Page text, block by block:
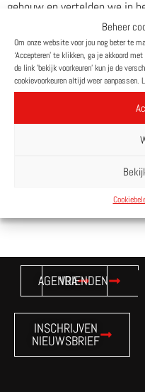
Beheer
Om onze website voor jou nog beter te
‘Accepteren’ te klikken, ga je akkoord
de link 'bekijk voorkeuren' kun je de
cookievoorkeuren altijd weer aanpassen.
gebouw en vertelden we in
en de grotere boodschap
“Vrijheid is niet
wie je bent”.
AGENDAVRIENDEN
INSCHRIJVEN
NIEUWSBRIEF